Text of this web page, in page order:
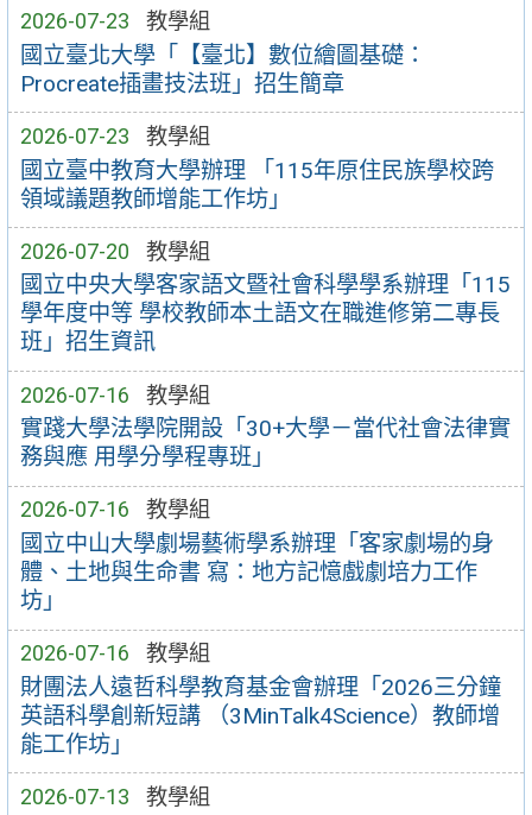
2026-07-23 教學組
國立臺北大學「【臺北】數位繪圖基礎：
Procreate插畫技法班」招生簡章
2026-07-23 教學組
國立臺中教育大學辦理 「115年原住民族學校跨
領域議題教師增能工作坊」
2026-07-20 教學組
國立中央大學客家語文暨社會科學學系辦理「115
學年度中等 學校教師本土語文在職進修第二專長
班」招生資訊
2026-07-16 教學組
實踐大學法學院開設「30+大學－當代社會法律實
務與應 用學分學程專班」
2026-07-16 教學組
國立中山大學劇場藝術學系辦理「客家劇場的身
體、土地與生命書 寫：地方記憶戲劇培力工作
坊」
2026-07-16 教學組
財團法人遠哲科學教育基金會辦理「2026三分鐘
英語科學創新短講 （3MinTalk4Science）教師增
能工作坊」
2026-07-13 教學組